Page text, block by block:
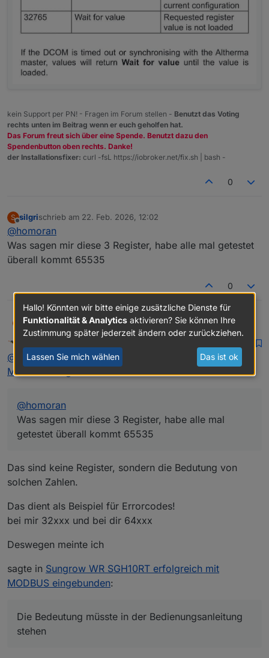
kein Support per PN! - Fragen im Forum stellen - Benutzt das Voting
rechts unten im Beitrag wenn er euch geholfen hat.
Das Forum freut sich über eine Spende. Benutzt dazu den
Spendenbutton oben rechts. Danke!
der Installationsfixer: curl -fsL https://iobroker.net/fix.sh | bash -
0
S
Offline
silgrischrieb am 22. Feb. 2026, 12:02
zuletzt editiert von
@homoran
Was sagen mir diese 3 Register, habe alle mal getestet
überall kommt 65535
0
silgri@homoran
Was sagen mir diese 3 Register, habe alle mal getestet
überall kommt 65535
Nicht störenzuletzt editiert von
@ silgrisagte inSungrow WR SGH10RT erfolgreich mit
MODBUS eingebunden:
@homoran
Was sagen mir diese 3 Register, habe alle mal
getestet überall kommt 65535
Das sind keine Register, sondern die Bedutung von
solchen Zahlen.
Das dient als Beispiel für Errorcodes!
bei mir 32xxx und bei dir 64xxx
Deswegen meinte ich
sagte in Sungrow WR SGH10RT erfolgreich mit
MODBUS eingebunden:
Die Bedeutung müsste in der Bedienungsanleitung
stehen
Hallo! Könnten wir bitte einige zusätzliche Dienste für
Funktionalität & Analytics aktivieren? Sie können Ihre
Zustimmung später jederzeit ändern oder zurückziehen.
Lassen Sie mich wählen Das ist ok